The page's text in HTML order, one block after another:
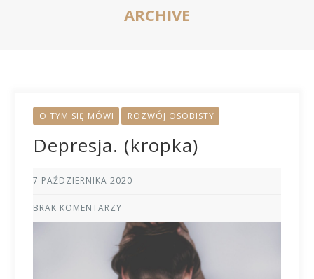
ARCHIVE
O TYM SIĘ MÓWI ROZWÓJ OSOBISTY
Depresja. (kropka)
7 PAŹDZIERNIKA 2020
BRAK KOMENTARZY